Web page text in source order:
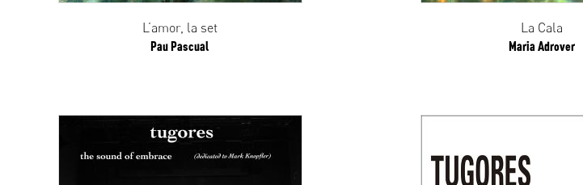
L’amor, la set
Pau Pascual
La Cala
Maria Adrover